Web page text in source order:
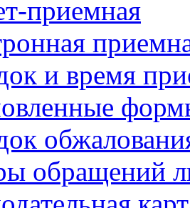
приемная
и время
обращений